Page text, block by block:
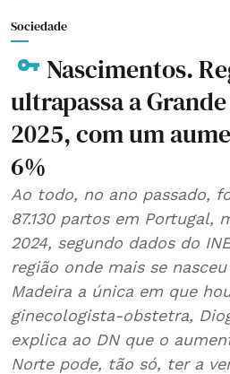
Sociedade
Nascimentos.
ultrapassa a
2025, com um
6%
Ao todo, no ano passado,
87.130 partos em Portugal,
2024, segundo dados do
região onde mais se
Madeira a única em que
ginecologista-obstetra,
explica ao DN que o
Norte pode, tão só, ter a